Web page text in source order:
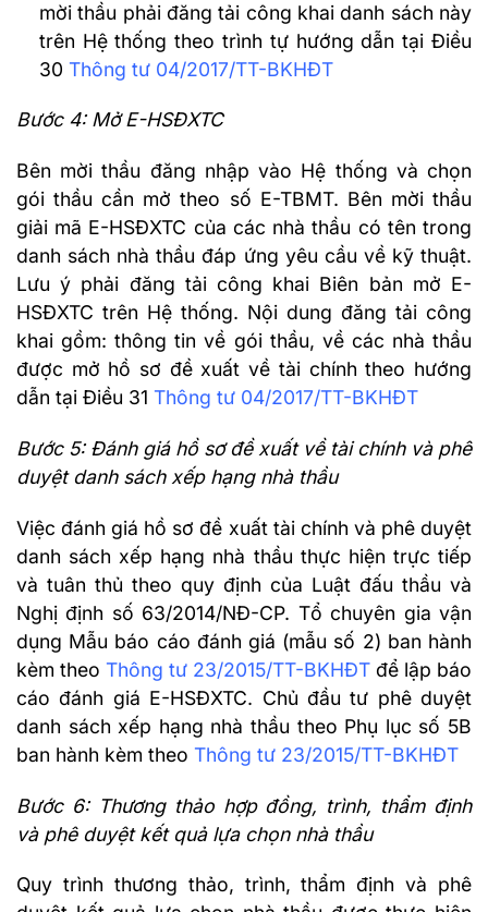
mời thầu phải đăng tải công khai danh sách này
trên Hệ thống theo trình tự hướng dẫn tại Điều
30 Thông tư 04/2017/TT-BKHĐT
Bước 4: Mở E-HSĐXTC
Bên mời thầu đăng nhập vào Hệ thống và chọn
gói thầu cần mở theo số E-TBMT. Bên mời thầu
giải mã E-HSĐXTC của các nhà thầu có tên trong
danh sách nhà thầu đáp ứng yêu cầu về kỹ thuật.
Lưu ý phải đăng tải công khai Biên bản mở E-
HSĐXTC trên Hệ thống. Nội dung đăng tải công
khai gồm: thông tin về gói thầu, về các nhà thầu
được mở hồ sơ đề xuất về tài chính theo hướng
dẫn tại Điều 31 Thông tư 04/2017/TT-BKHĐT
Bước 5: Đánh giá hồ sơ đề xuất về tài chính và phê
duyệt danh sách xếp hạng nhà thầu
Việc đánh giá hồ sơ đề xuất tài chính và phê duyệt
danh sách xếp hạng nhà thầu thực hiện trực tiếp
và tuân thủ theo quy định của Luật đấu thầu và
Nghị định số 63/2014/NĐ-CP. Tổ chuyên gia vận
dụng Mẫu báo cáo đánh giá (mẫu số 2) ban hành
kèm theo Thông tư 23/2015/TT-BKHĐT để lập báo
cáo đánh giá E-HSĐXTC. Chủ đầu tư phê duyệt
danh sách xếp hạng nhà thầu theo Phụ lục số 5B
ban hành kèm theo Thông tư 23/2015/TT-BKHĐT
Bước 6: Thương thảo hợp đồng, trình, thẩm định
và phê duyệt kết quả lựa chọn nhà thầu
Quy trình thương thảo, trình, thẩm định và phê